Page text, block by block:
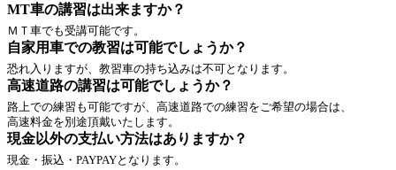
MT車の講習は出来ますか？
ＭＴ車でも受講可能です。
自家用車での教習は可能でしょうか？
恐れ入りますが、教習車の持ち込みは不可となります。
高速道路の講習は可能でしょうか？
路上での練習も可能ですが、高速道路での練習をご希望の場合は、
高速料金を別途頂戴いたします。
現金以外の支払い方法はありますか？
現金・振込・PAYPAYとなります。